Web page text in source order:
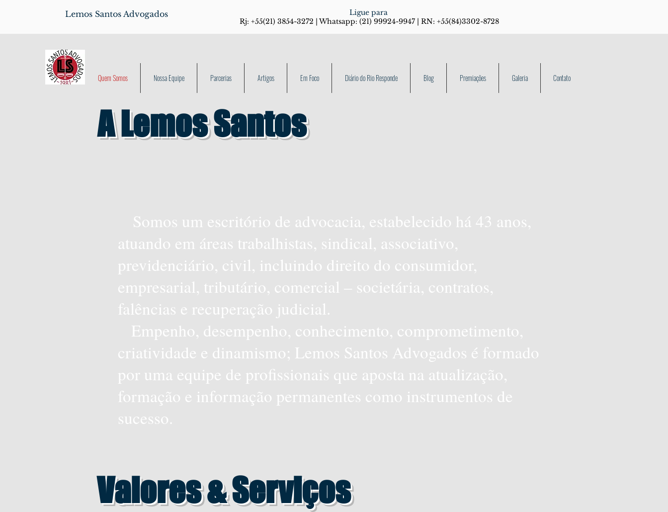
Ligue para
Rj: +55(21) 3854-3272 | Whatsapp: (21) 99924-9947 | RN: +55(84)3302-8728
Lemos Santos Advogados
Quem Somos Nossa Equipe Parcerias Artigos Em Foco Diário do Rio Responde Blog Premiações Galeria Contato
A Lemos Santos
Somos um escritório de advocacia, estabelecido há 43 anos,
atuando em áreas trabalhistas, sindical, associativo,
previdenciário, civil, incluindo direito do consumidor,
empresarial, tributário, comercial – societária, contratos,
falências e recuperação judicial.
Empenho, desempenho, conhecimento, comprometimento,
criatividade e dinamismo; Lemos Santos Advogados é formado
por uma equipe de profissionais que aposta na atualização,
formação e informação permanentes como instrumentos de
sucesso.
Valores & Serviços